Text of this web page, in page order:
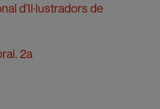
d'Il·lustradors de
2a